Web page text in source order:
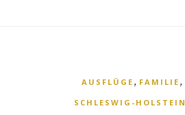
AUSFLÜGE , FAMILIE ,
SCHLESWIG-HOLSTEIN